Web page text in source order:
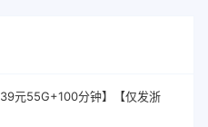
元55G+100分钟】【仅发浙